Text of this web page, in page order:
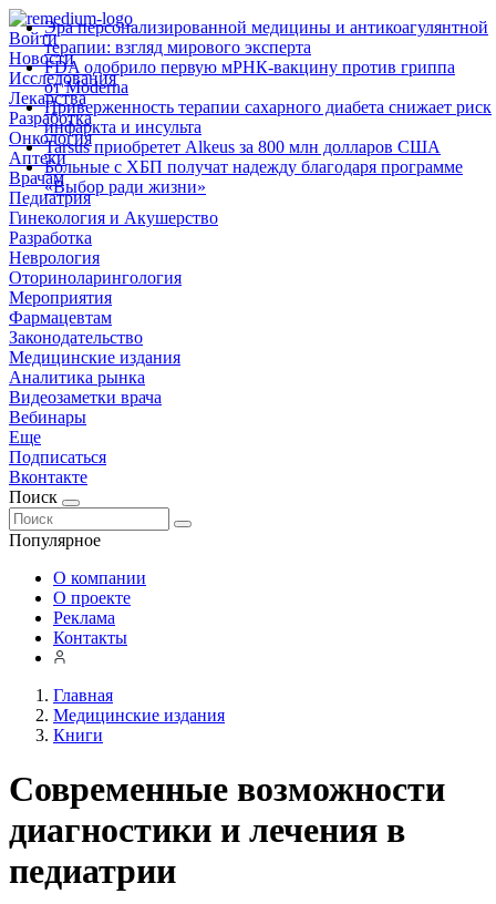
Войти
Новости
Исследования
Лекарства
Разработка
Онкология
Аптеки
Врачам
Педиатрия
Гинекология и Акушерство
Разработка
Неврология
Оториноларингология
Мероприятия
Фармацевтам
Законодательство
Медицинские издания
Аналитика рынка
Видеозаметки врача
Вебинары
Еще
Подписаться
Вконтакте
Поиск
Популярное
Эра персонализированной медицины и антикоагулянтной
терапии: взгляд мирового эксперта
FDA одобрило первую мРНК‑вакцину против гриппа
от Moderna
Приверженность терапии сахарного диабета снижает риск
инфаркта и инсульта
Tarsus приобретет Alkeus за 800 млн долларов США
Больные с ХБП получат надежду благодаря программе
«Выбор ради жизни»
О компании
О проекте
Реклама
Контакты
Главная
Медицинские издания
Книги
Современные возможности
диагностики и лечения в
педиатрии